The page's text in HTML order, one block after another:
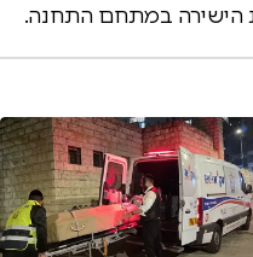
הישירה במתחם התחנה.